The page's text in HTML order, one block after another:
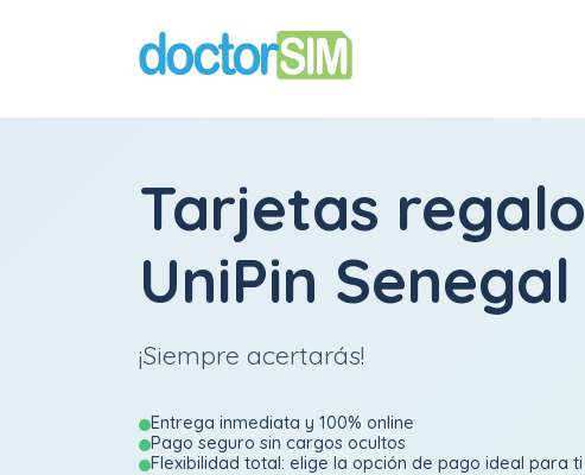
Tarjetas regalo
UniPin Senegal
¡Siempre acertarás!
Entrega inmediata y 100% online
Pago seguro sin cargos ocultos
Flexibilidad total: elige la opción de pago ideal para ti